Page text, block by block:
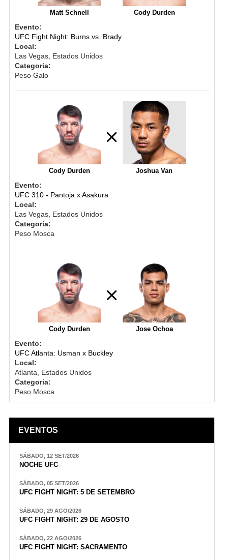
Matt Schnell Cody Durden
Evento:
UFC Fight Night: Burns vs. Brady
Local:
Las Vegas, Estados Unidos
Categoria:
Peso Galo
Cody Durden Joshua Van
Evento:
UFC 310 - Pantoja x Asakura
Local:
Las Vegas, Estados Unidos
Categoria:
Peso Mosca
Cody Durden Jose Ochoa
Evento:
UFC Atlanta: Usman x Buckley
Local:
Atlanta, Estados Unidos
Categoria:
Peso Mosca
EVENTOS
SÁBADO, 12 SET/2026
NOCHE UFC
SÁBADO, 05 SET/2026
UFC FIGHT NIGHT: 5 DE SETEMBRO
SÁBADO, 29 AGO/2026
UFC FIGHT NIGHT: 29 DE AGOSTO
SÁBADO, 22 AGO/2026
UFC FIGHT NIGHT: SACRAMENTO